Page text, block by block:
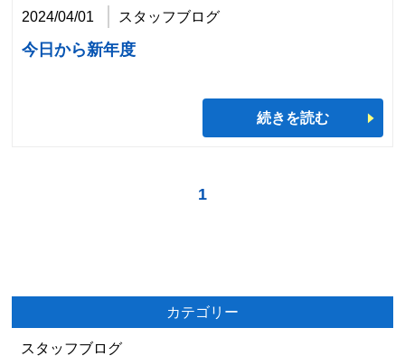
2024/04/01 スタッフブログ
今日から新年度
続きを読む
1
カテゴリー
スタッフブログ